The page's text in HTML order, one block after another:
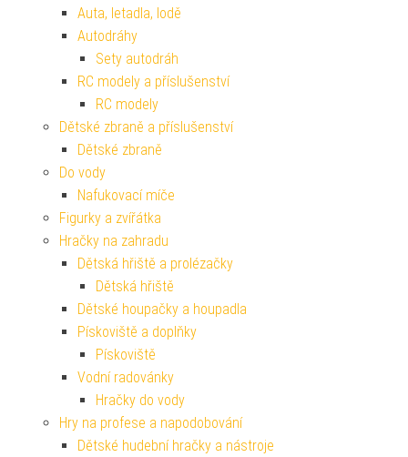
Auta, letadla, lodě
Autodráhy
Sety autodráh
RC modely a příslušenství
RC modely
Dětské zbraně a příslušenství
Dětské zbraně
Do vody
Nafukovací míče
Figurky a zvířátka
Hračky na zahradu
Dětská hřiště a prolézačky
Dětská hřiště
Dětské houpačky a houpadla
Pískoviště a doplňky
Pískoviště
Vodní radovánky
Hračky do vody
Hry na profese a napodobování
Dětské hudební hračky a nástroje